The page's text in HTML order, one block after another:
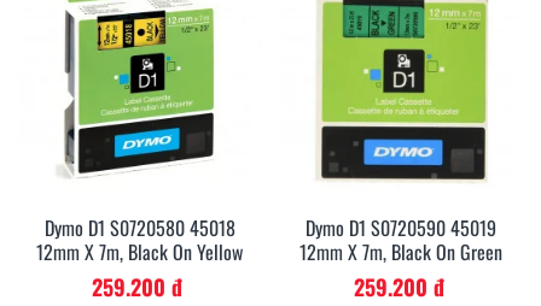
Dymo D1 S0720580 45018
12mm X 7m, Black On Yellow
259.200 đ
Dymo D1 S0720590 45019
12mm X 7m, Black On Green
259.200 đ